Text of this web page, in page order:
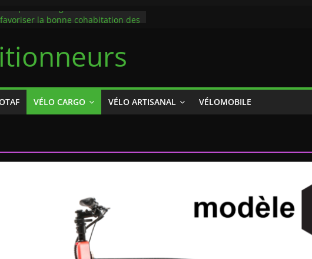
Lille publie un guide destiné à
rappel au code de la route
Flambée du prix des carburants :
priorité de la politique des
mobilitésVÉLO CARGO VÉLO ARTISANAL VÉLOMOBILE